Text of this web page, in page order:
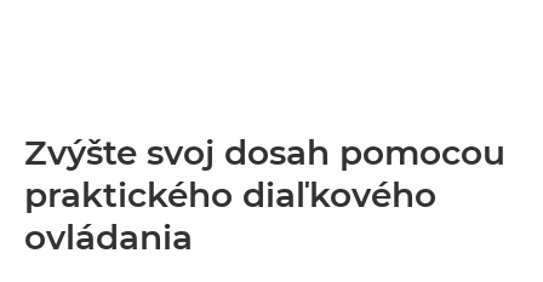
Zvýšte svoj dosah pomocou
praktického diaľkového
ovládania